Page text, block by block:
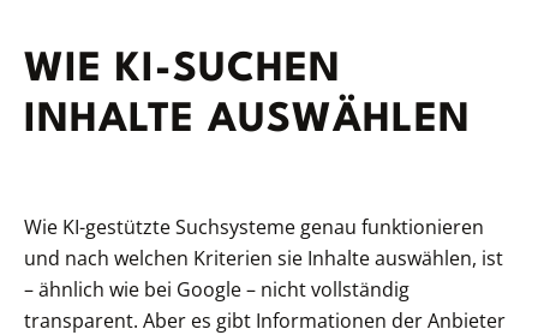
WIE KI-SUCHEN
INHALTE AUSWÄHLEN
Wie KI-gestützte Suchsysteme genau funktionieren
und nach welchen Kriterien sie Inhalte auswählen, ist
– ähnlich wie bei Google – nicht vollständig
transparent. Aber es gibt Informationen der Anbieter